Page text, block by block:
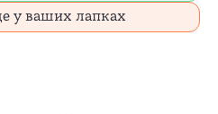
у ваших лапках